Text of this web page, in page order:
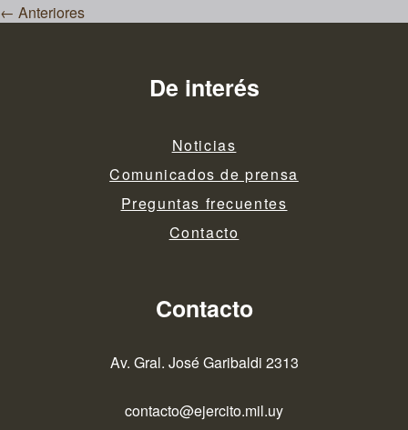
de
← Anteriores
De interés
Noticias
Comunicados de prensa
Preguntas frecuentes
Contacto
Contacto
Av. Gral. José Garibaldi 2313
contacto@ejercito.mil.uy